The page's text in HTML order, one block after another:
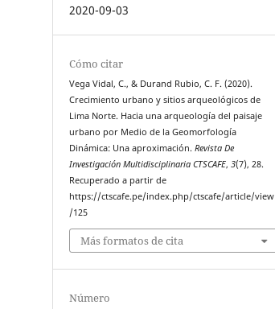
2020-09-03
Cómo citar
Vega Vidal, C., & Durand Rubio, C. F. (2020).
Crecimiento urbano y sitios arqueológicos de
Lima Norte. Hacia una arqueología del paisaje
urbano por Medio de la Geomorfología
Dinámica: Una aproximación.Revista De
Investigación Multidisciplinaria CTSCAFE,3(7), 28.
Recuperado a partir de
https://ctscafe.pe/index.php/ctscafe/article/view
/125
Más formatos de cita
Número